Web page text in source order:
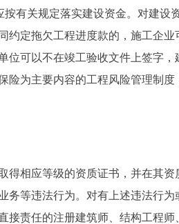
关规定落实建设资金。对建设
定拖欠工程进度款的，施工企
可以不在竣工验收文件上签字
为主要内容的工程风险管理制
相应等级的资质证书，并在其资
等违法行为。对有上述违法行为
责任的注册建筑师、结构工程